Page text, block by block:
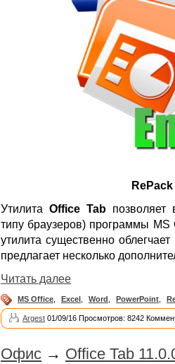
Утилита Office Tab позволяет
типу браузеров) программы MS
утилита существенно
предлагает несколько
Читать далее
MS Office Excel Word PowerPoint
Argest 01/09/16 Просмотров: 8242
Офис → Office Tab